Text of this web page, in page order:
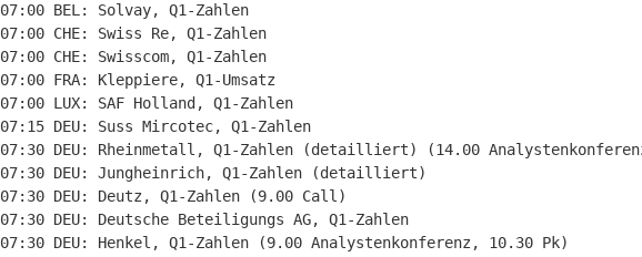
07:00 BEL: Solvay, Q1-Zahlen
07:00 CHE: Swiss Re, Q1-Zahlen
07:00 CHE: Swisscom, Q1-Zahlen
07:00 FRA: Kleppiere, Q1-Umsatz
07:00 LUX: SAF Holland, Q1-Zahlen
07:15 DEU: Suss Mircotec, Q1-Zahlen
07:30 DEU: Rheinmetall, Q1-Zahlen (detailliert) (14.00
07:30 DEU: Jungheinrich, Q1-Zahlen (detailliert)
07:30 DEU: Deutz, Q1-Zahlen (9.00 Call)
07:30 DEU: Deutsche Beteiligungs AG, Q1-Zahlen
07:30 DEU: Henkel, Q1-Zahlen (9.00 Analystenkonferenz, 10.30 Pk)